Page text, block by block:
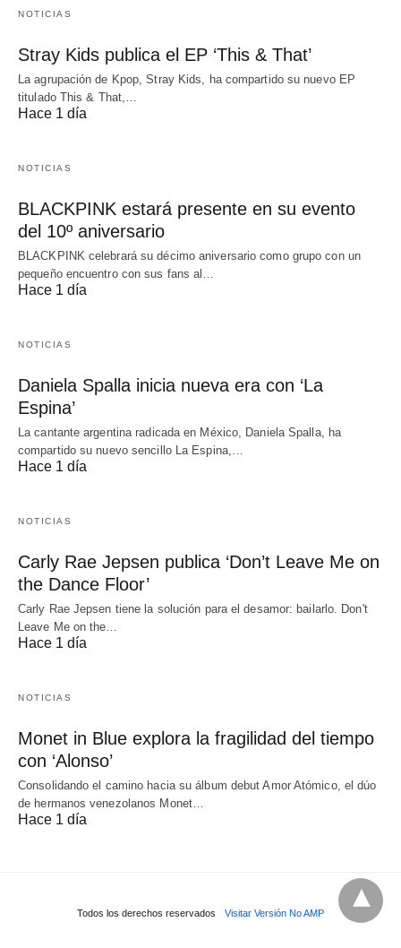
NOTICIAS
Stray Kids publica el EP ‘This & That’
La agrupación de Kpop, Stray Kids, ha compartido su nuevo EP
titulado This & That,…
Hace 1 día
NOTICIAS
BLACKPINK estará presente en su evento
del 10º aniversario
BLACKPINK celebrará su décimo aniversario como grupo con un
pequeño encuentro con sus fans al…
Hace 1 día
NOTICIAS
Daniela Spalla inicia nueva era con ‘La
Espina’
La cantante argentina radicada en México, Daniela Spalla, ha
compartido su nuevo sencillo La Espina,…
Hace 1 día
NOTICIAS
Carly Rae Jepsen publica ‘Don’t Leave Me on
the Dance Floor’
Carly Rae Jepsen tiene la solución para el desamor: bailarlo. Don't
Leave Me on the…
Hace 1 día
NOTICIAS
Monet in Blue explora la fragilidad del tiempo
con ‘Alonso’
Consolidando el camino hacia su álbum debut Amor Atómico, el dúo
de hermanos venezolanos Monet…
Hace 1 día
Todos los derechos reservados Visitar Versión No AMP